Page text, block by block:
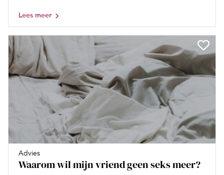
Lees meer
Advies
Waarom wil mijn vriend geen seks meer?